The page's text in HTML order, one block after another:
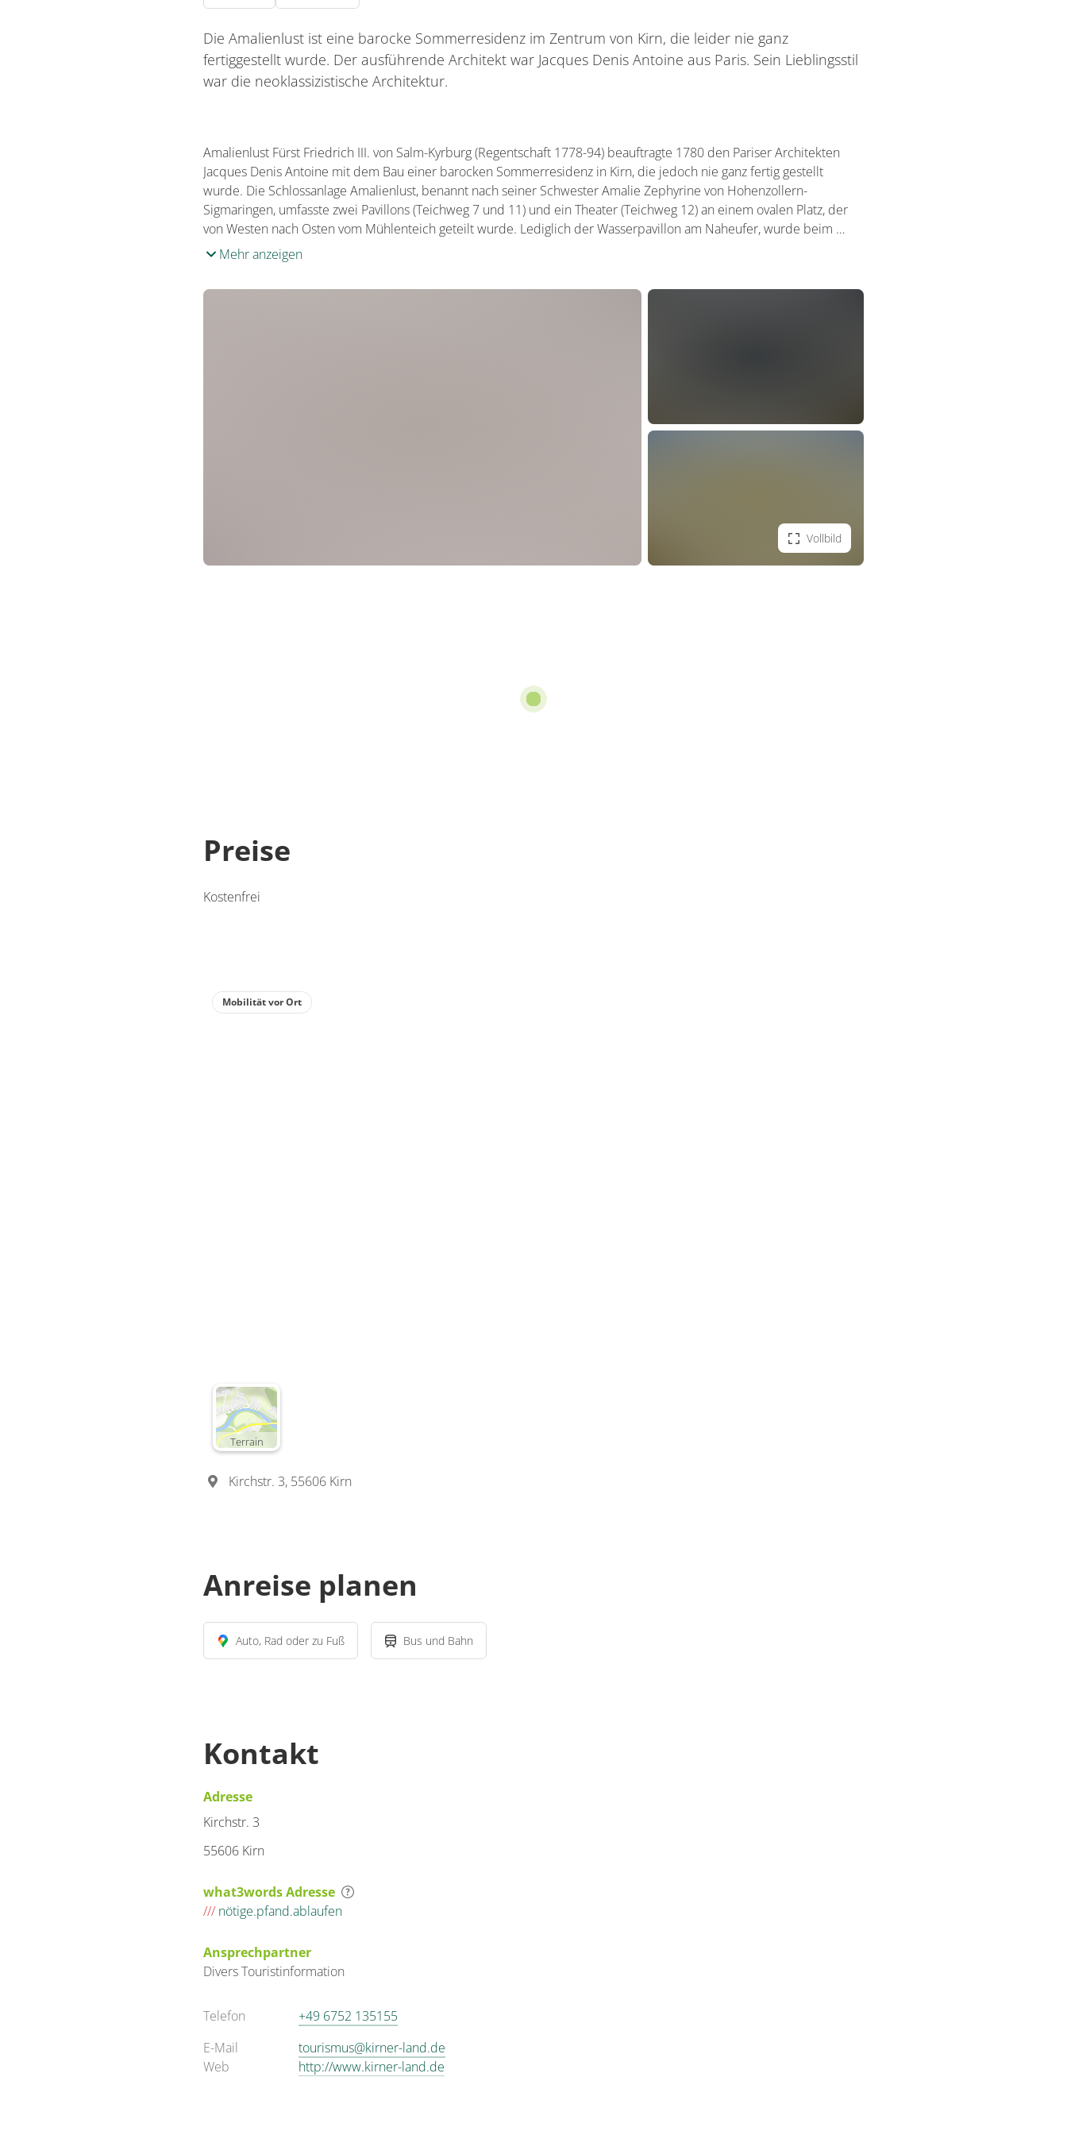
Die Amalienlust ist eine barocke Sommerresidenz im Zentrum von Kirn, die leider nie ganz
fertiggestellt wurde. Der ausführende Architekt war Jacques Denis Antoine aus Paris. Sein Lieblingsstil
war die neoklassizistische Architektur.
Amalienlust Fürst Friedrich III. von Salm-Kyrburg (Regentschaft 1778-94) beauftragte 1780 den Pariser Architekten
Jacques Denis Antoine mit dem Bau einer barocken Sommerresidenz in Kirn, die jedoch nie ganz fertig gestellt
wurde. Die Schlossanlage Amalienlust, benannt nach seiner Schwester Amalie Zephyrine von Hohenzollern-
Sigmaringen, umfasste zwei Pavillons (Teichweg 7 und 11) und ein Theater (Teichweg 12) an einem ovalen Platz, der
von Westen nach Osten vom Mühlenteich geteilt wurde. Lediglich der Wasserpavillon am Naheufer, wurde beim …
Mehr anzeigen
Vollbild
Preise
Kostenfrei
Terrain
Mobilität vor Ort
Kirchstr. 3, 55606 Kirn
Anreise planen
Auto, Rad oder zu Fuß Bus und Bahn
Kontakt
Adresse
Kirchstr. 3
55606 Kirn
what3words Adresse
/// nötige.pfand.ablaufen
Ansprechpartner
DiversTouristinformation
Telefon
+49 6752 135155
E-Mail
tourismus@kirner-land.de
Web
http://www.kirner-land.de